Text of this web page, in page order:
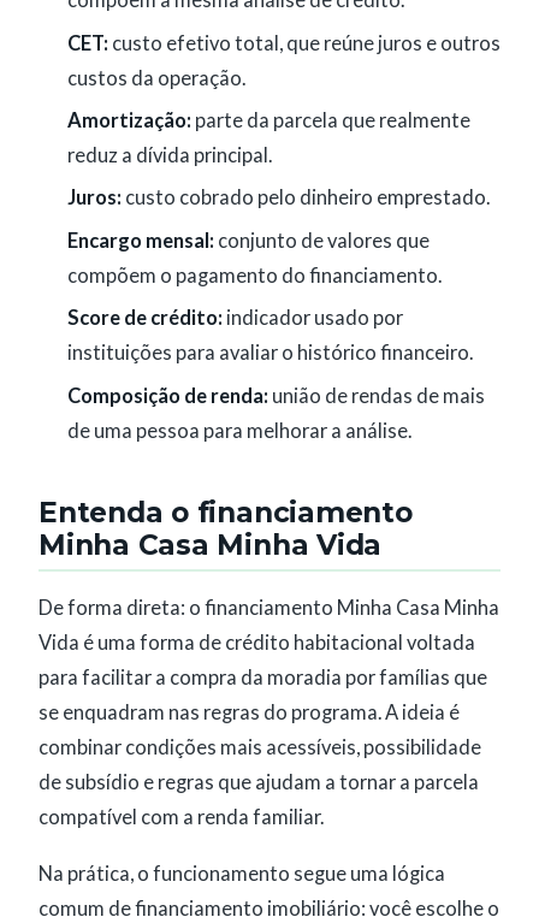
CET: custo efetivo total, que reúne juros e outros
custos da operação.
Amortização: parte da parcela que realmente
reduz a dívida principal.
Juros: custo cobrado pelo dinheiro emprestado.
Encargo mensal: conjunto de valores que
compõem o pagamento do financiamento.
Score de crédito: indicador usado por
instituições para avaliar o histórico financeiro.
Composição de renda: união de rendas de mais
de uma pessoa para melhorar a análise.
Entenda o financiamento
Minha Casa Minha Vida
De forma direta: o financiamento Minha Casa Minha
Vida é uma forma de crédito habitacional voltada
para facilitar a compra da moradia por famílias que
se enquadram nas regras do programa. A ideia é
combinar condições mais acessíveis, possibilidade
de subsídio e regras que ajudam a tornar a parcela
compatível com a renda familiar.
Na prática, o funcionamento segue uma lógica
comum de financiamento imobiliário: você escolhe o